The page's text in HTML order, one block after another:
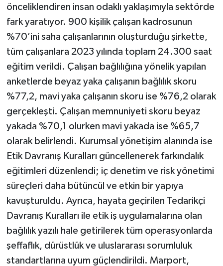
önceliklendiren insan odaklı yaklaşımıyla sektörde
fark yaratıyor. 900 kişilik çalışan kadrosunun
%70’ini saha çalışanlarının oluşturduğu şirkette,
tüm çalışanlara 2023 yılında toplam 24.300 saat
eğitim verildi. Çalışan bağlılığına yönelik yapılan
anketlerde beyaz yaka çalışanın bağlılık skoru
%77,2, mavi yaka çalışanın skoru ise %76,2 olarak
gerçekleşti. Çalışan memnuniyeti skoru beyaz
yakada %70,1 olurken mavi yakada ise %65,7
olarak belirlendi. Kurumsal yönetişim alanında ise
Etik Davranış Kuralları güncellenerek farkındalık
eğitimleri düzenlendi; iç denetim ve risk yönetimi
süreçleri daha bütüncül ve etkin bir yapıya
kavuşturuldu. Ayrıca, hayata geçirilen Tedarikçi
Davranış Kuralları ile etik iş uygulamalarına olan
bağlılık yazılı hale getirilerek tüm operasyonlarda
şeffaflık, dürüstlük ve uluslararası sorumluluk
standartlarına uyum güçlendirildi. Marport,